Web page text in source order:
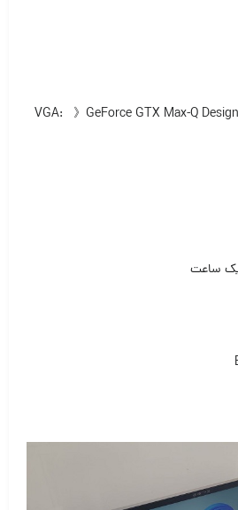
VGA: 》GeForce GTX Max-Q
یک ساعت